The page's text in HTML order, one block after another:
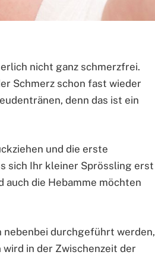
nicht ganz schmerzfrei.
Schmerz schon fast wieder
denn das ist ein
und die erste
sich Ihr kleiner Sprössling erst
die Hebamme möchten
nebenbei durchgeführt werden,
in der Zwischenzeit der